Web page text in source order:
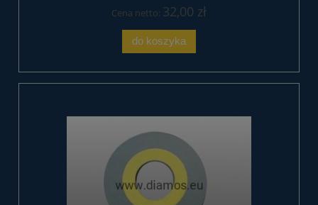
Cena netto: 32,00 zł
do koszyka